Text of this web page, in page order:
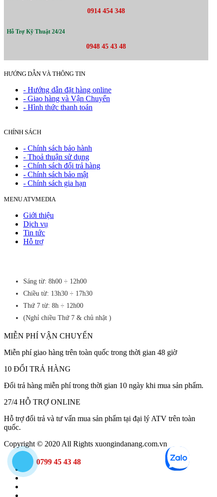
0914 454 348
Hỗ Trợ Kỹ Thuật 24/24
0948 45 43 48
HƯỚNG DẪN VÀ THÔNG TIN
- Hướng dẫn đặt hàng online
- Giao hàng và Vận Chuyển
- Hình thức thanh toán
CHÍNH SÁCH
- Chính sách bảo hành
- Thoả thuận sử dụng
- Chính sách đổi trả hàng
- Chính sách bảo mật
- Chính sách gia hạn
MENU ATVMEDIA
Giới thiệu
Dịch vụ
Tin tức
Hỗ trợ
Sáng từ: 8h00 ÷ 12h00
Chiều từ: 13h30 ÷ 17h30
Thứ 7 từ: 8h ÷ 12h00
(Nghỉ chiều Thứ 7 & chủ nhật )
MIỄN PHÍ VẬN CHUYỂN
Miễn phí giao hàng trên toàn quốc trong thời gian 48 giờ
10 ĐỔI TRẢ HÀNG
Đổi trả hàng miễn phí trong thời gian 10 ngày khi mua sản phẩm.
27/4 HỖ TRỢ ONLINE
Hỗ trợ đổi trả và tư vấn mua sản phẩm tại đại lý ATV trên toàn
quốc.
Copyright © 2020 All Rights xuongindanang.com.vn
0799 45 43 48